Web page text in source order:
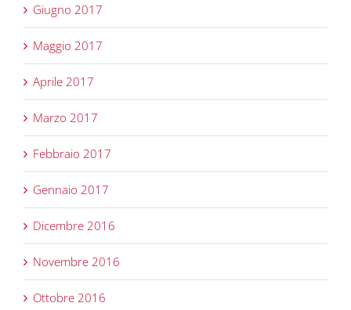
Giugno 2017
Maggio 2017
Aprile 2017
Marzo 2017
Febbraio 2017
Gennaio 2017
Dicembre 2016
Novembre 2016
Ottobre 2016